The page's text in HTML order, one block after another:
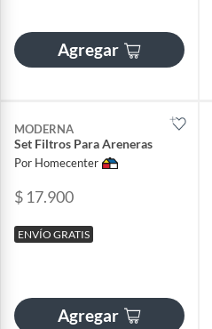
Agregar
MODERNA
Set Filtros Para Areneras
Por Homecenter
$ 17.900
ENVÍO GRATIS
Agregar